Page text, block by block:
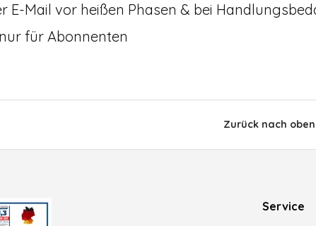
E-Mail vor heißen Phasen & bei
für Abonnenten
Zurück nach oben
Service